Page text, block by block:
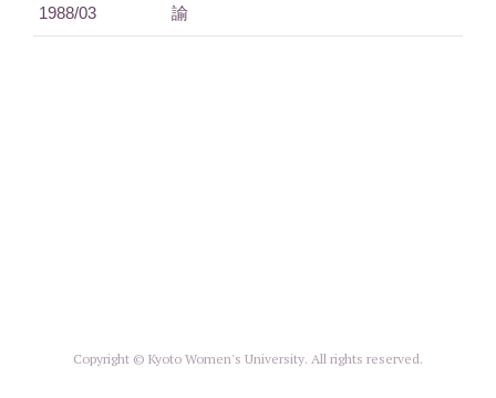
1988/03
諭
Copyright © Kyoto Women's University. All rights reserved.